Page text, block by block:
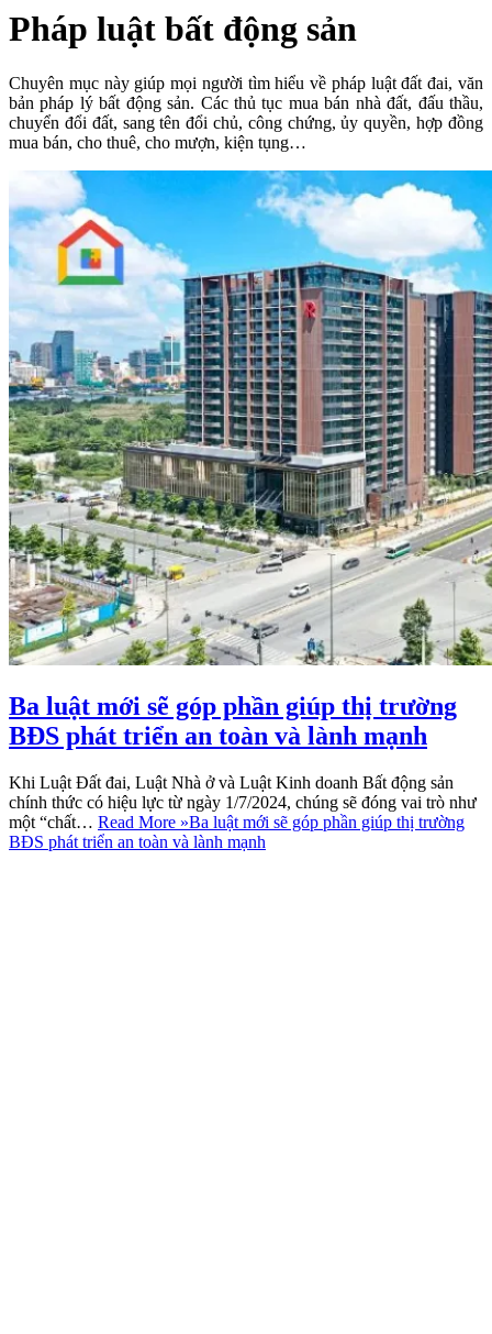
Pháp luật bất động sản
Chuyên mục này giúp mọi người tìm hiểu về pháp luật đất đai, văn
bản pháp lý bất động sản. Các thủ tục mua bán nhà đất, đấu thầu,
chuyển đổi đất, sang tên đổi chủ, công chứng, ủy quyền, hợp đồng
mua bán, cho thuê, cho mượn, kiện tụng…
Ba luật mới sẽ góp phần giúp thị trường
BĐS phát triển an toàn và lành mạnh
Khi Luật Đất đai, Luật Nhà ở và Luật Kinh doanh Bất động sản
chính thức có hiệu lực từ ngày 1/7/2024, chúng sẽ đóng vai trò như
một “chất… Read More »Ba luật mới sẽ góp phần giúp thị trường
BĐS phát triển an toàn và lành mạnh